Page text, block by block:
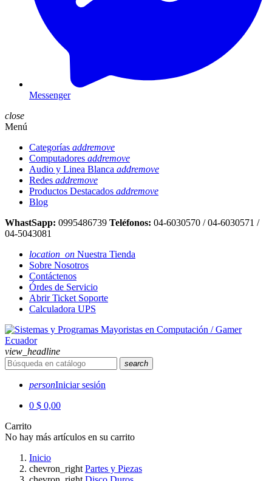
Messenger
close
Menú
Categorías addremove
Computadores addremove
Audio y Linea Blanca addremove
Redes addremove
Productos Destacados addremove
Blog
WhastSapp: 0995486739 Teléfonos: 04-6030570 / 04-6030571 /
04-5043081
location_on Nuestra Tienda
Sobre Nosotros
Contáctenos
Órdes de Servicio
Abrir Ticket Soporte
Calculadora UPS
view_headline
search
personIniciar sesión
0 $ 0,00
Carrito
No hay más artículos en su carrito
Inicio
chevron_right Partes y Piezas